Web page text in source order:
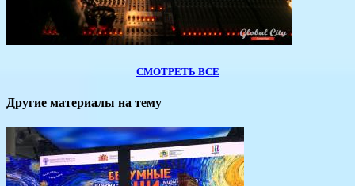
СМОТРЕТЬ ВСЕ
Другие материалы на тему